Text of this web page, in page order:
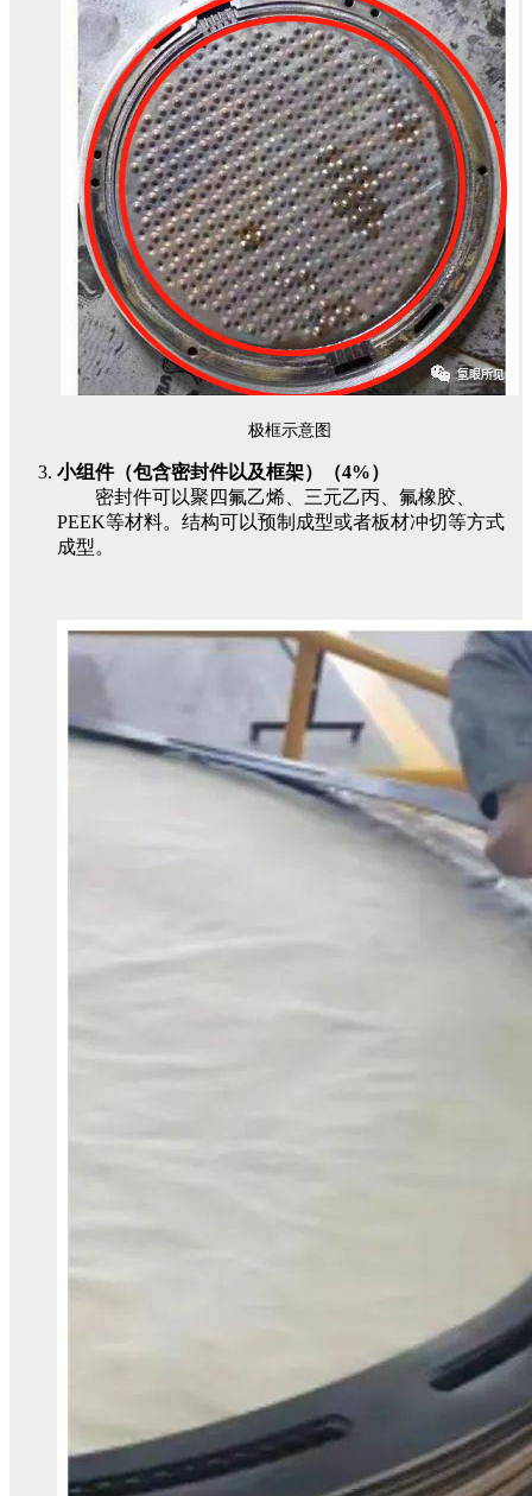
极框示意图
小组件（包含密封件以及框架）（4%）
密封件可以聚四氟乙烯、三元乙丙、氟橡胶、
PEEK等材料。结构可以预制成型或者板材冲切等方式
成型。